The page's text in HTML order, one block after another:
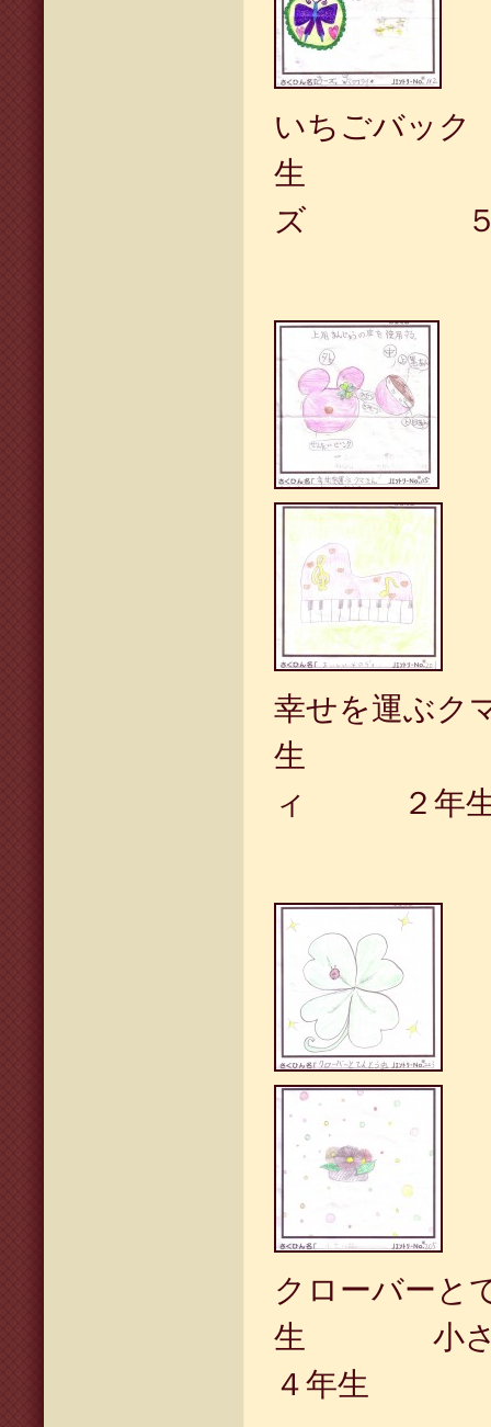
いちごバ
生
ズ ５
幸せを運ぶ
生 おい
ィ ２年
クローバー
生
４年生